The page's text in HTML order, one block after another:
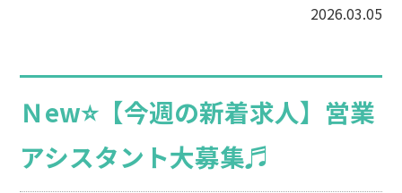
2026.03.05
Ｎew⭐【今週の新着求人】営業
アシスタント大募集♬